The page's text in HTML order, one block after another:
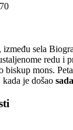
sela
redu
mons.
je došao